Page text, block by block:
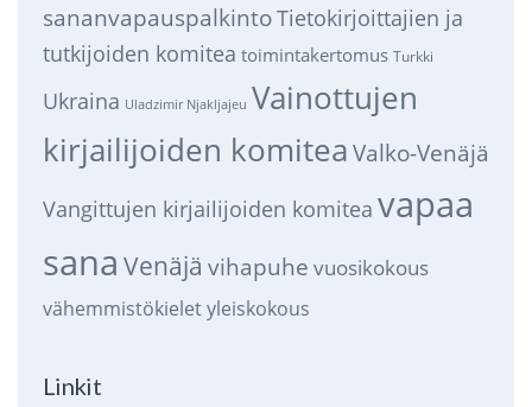
sananvapauspalkintoTietokirjoittajien ja
tutkijoiden komitea toimintakertomus Turkki
Ukraina Uladzimir Njakljajeu Vainottujen
kirjailijoiden komitea Valko-Venäjä
Vangittujen kirjailijoiden komitea vapaa
sana Venäjä vihapuhe vuosikokous
vähemmistökieletyleiskokous
Linkit